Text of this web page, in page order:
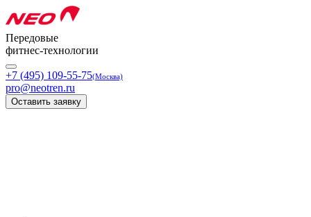
Передовые
фитнес-технологии
+7 (495) 109-55-75(Москва)
pro@neotren.ru
Оставить заявку